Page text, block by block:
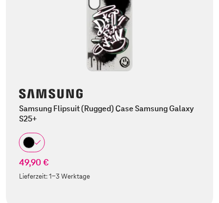
Samsung Flipsuit (Rugged) Case Samsung Galaxy
S25+
49,90 €
Lieferzeit:1-3 Werktage